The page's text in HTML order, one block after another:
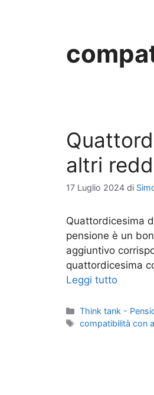
altri
17 Luglio 2024 di
Quattordicesima
pensione è un
aggiuntivo
quattordicesima
Leggi tutto
Categorie
Think tank -
Tag
compatibilità con